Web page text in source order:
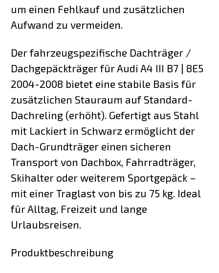
um einen Fehlkauf und zusätzlichen
Aufwand zu vermeiden.
Der fahrzeugspezifische Dachträger /
Dachgepäckträger für Audi A4 III B7 | 8E5
2004-2008 bietet eine stabile Basis für
zusätzlichen Stauraum auf Standard-
Dachreling (erhöht). Gefertigt aus Stahl
mit Lackiert in Schwarz ermöglicht der
Dach-Grundträger einen sicheren
Transport von Dachbox, Fahrradträger,
Skihalter oder weiterem Sportgepäck –
mit einer Traglast von bis zu 75 kg. Ideal
für Alltag, Freizeit und lange
Urlaubsreisen.
Produktbeschreibung